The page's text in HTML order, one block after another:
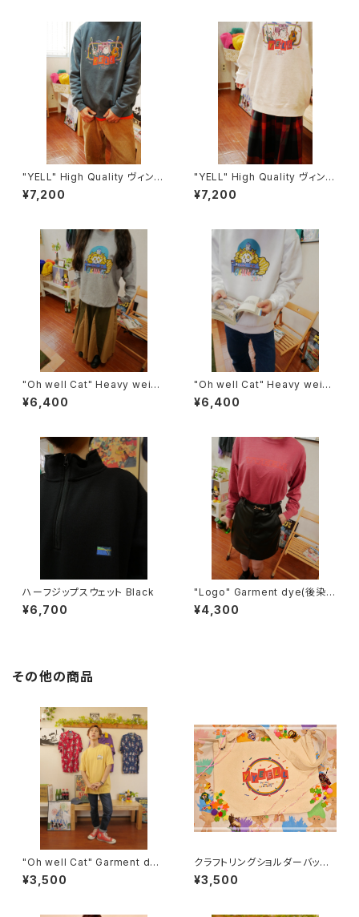
"YELL" High Quality ヴィンテ
¥7,200
"YELL" High Quality ヴィンテ
ージライクスウェット White
¥7,200
"Oh well Cat" Heavy weigh
t ヴィンテージライクスウェット
Gray
¥6,400
"Oh well Cat" Heavy weigh
t ヴィンテージライクスウェット
White
¥6,400
ハーフジップスウェット Black
¥6,700
"Logo" Garment dye(後染
め)ロングスリーブＴシャツ Cri
mson
¥4,300
その他の商品
"Oh well Cat" Garment dye
(後染め)Ｔシャツ Mustard
¥3,500
クラフトリングショルダーバッグ
Circle
¥3,500